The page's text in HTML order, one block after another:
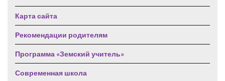
Карта сайта
Рекомендации родителям
Программа «Земский учитель»
Современная школа